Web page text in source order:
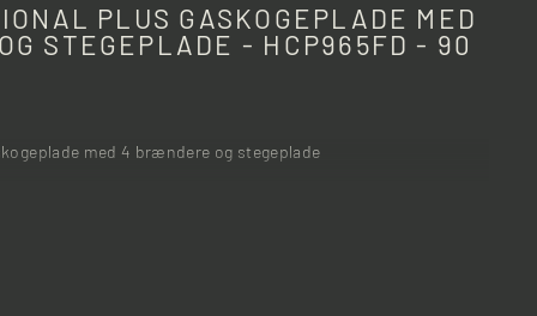
PLUS GASKOGEPLADE MED
STEGEPLADE - HCP965FD - 90
med 4 brændere og stegeplade